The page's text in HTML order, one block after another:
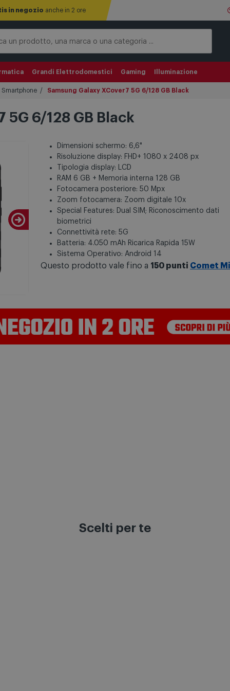
in negozio anche in 2 ore
Grandi Elettrodomestici Gaming Illuminazione
Smartphone Samsung Galaxy XCover7 5G 6/128 GB Black
5G 6/128 GB Black
Dimensioni schermo: 6,6"
Risoluzione display: FHD+ 1080 x 2408 px
Tipologia display: LCD
RAM 6 GB + Memoria interna 128 GB
Fotocamera posteriore: 50 Mpx
Zoom fotocamera: Zoom digitale 10x
Special Features: Dual SIM; Riconoscimento dati
biometrici
Connettività rete: 5G
Batteria: 4.050 mAh Ricarica Rapida 15W
Sistema Operativo: Android 14
Questo prodotto vale fino a 150 punti Comet